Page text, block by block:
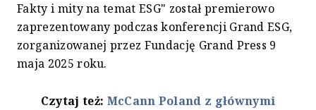
Fakty i mity na temat ESG" został premierowo
zaprezentowany podczas konferencji Grand ESG,
zorganizowanej przez Fundację Grand Press 9
maja 2025 roku.
Czytaj też: McCann Poland z głównymi